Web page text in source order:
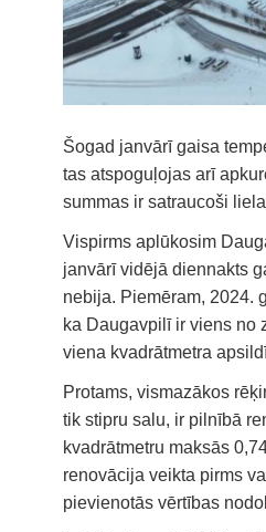
Šogad janvārī gaisa
tas atspoguļojas arī
summas ir satraucoši
Vispirms aplūkosim
janvārī vidējā diennakts
nebija. Piemēram, 2024.
ka Daugavpilī ir viens no
viena kvadrātmetra
Protams, vismazākos
tik stipru salu, ir pilnībā
kvadrātmetru maksās
renovācija veikta pirms
pievienotās vērtības